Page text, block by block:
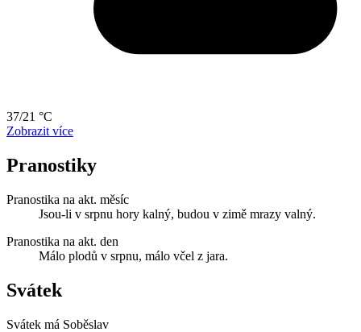
37/21 °C
Zobrazit více
Pranostiky
Pranostika na akt. měsíc
Jsou-li v srpnu hory kalný, budou v zimě mrazy valný.
Pranostika na akt. den
Málo plodů v srpnu, málo včel z jara.
Svátek
Svátek má Soběslav